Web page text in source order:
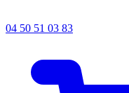
04 50 51 03 83